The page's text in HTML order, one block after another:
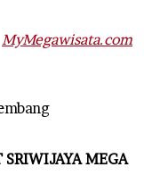
MyMegawisata.com
MEGA